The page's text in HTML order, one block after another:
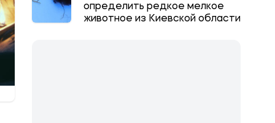
определить редкое мелкое
животное из Киевской области